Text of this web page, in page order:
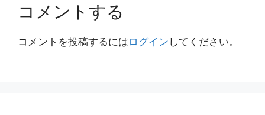
コメントする
コメントを投稿するには ログイン してください。